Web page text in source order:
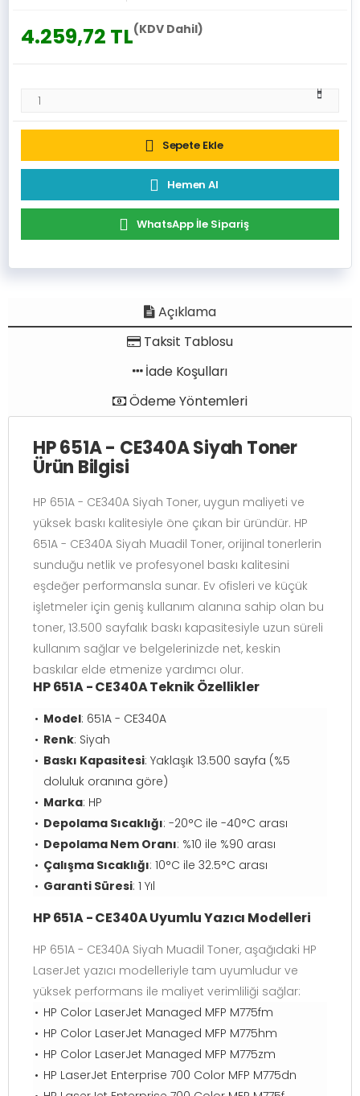
4.259,72 TL(KDV Dahil)
Sepete Ekle
Hemen Al
WhatsApp İle Sipariş
Açıklama
Taksit Tablosu
İade Koşulları
Ödeme Yöntemleri
HP 651A - CE340A Siyah Toner
Ürün Bilgisi
HP 651A - CE340A Siyah Toner, uygun maliyeti ve
yüksek baskı kalitesiyle öne çıkan bir üründür. HP
651A - CE340A Siyah Muadil Toner, orijinal tonerlerin
sunduğu netlik ve profesyonel baskı kalitesini
eşdeğer performansla sunar. Ev ofisleri ve küçük
işletmeler için geniş kullanım alanına sahip olan bu
toner, 13.500 sayfalık baskı kapasitesiyle uzun süreli
kullanım sağlar ve belgelerinizde net, keskin
baskılar elde etmenize yardımcı olur.
HP 651A - CE340A Teknik Özellikler
Model: 651A - CE340A
Renk: Siyah
Baskı Kapasitesi: Yaklaşık 13.500 sayfa (%5
doluluk oranına göre)
Marka: HP
Depolama Sıcaklığı: -20°C ile -40°C arası
Depolama Nem Oranı: %10 ile %90 arası
Çalışma Sıcaklığı: 10°C ile 32.5°C arası
Garanti Süresi: 1 Yıl
HP 651A - CE340A Uyumlu Yazıcı Modelleri
HP 651A - CE340A Siyah Muadil Toner, aşağıdaki HP
LaserJet yazıcı modelleriyle tam uyumludur ve
yüksek performans ile maliyet verimliliği sağlar:
HP Color LaserJet Managed MFP M775fm
HP Color LaserJet Managed MFP M775hm
HP Color LaserJet Managed MFP M775zm
HP LaserJet Enterprise 700 Color MFP M775dn